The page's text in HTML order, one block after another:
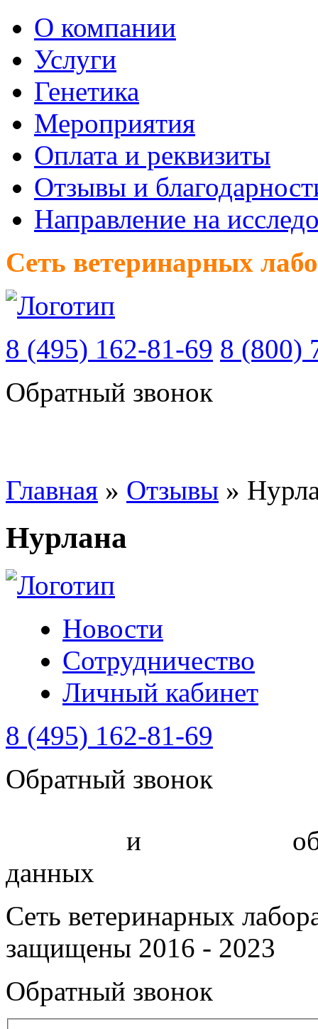
О компании
Услуги
Генетика
Мероприятия
Оплата и реквизиты
Отзывы и
Направление на
Сеть ветеринарных
8 (495) 162-81-69 8 (800)
Обратный звонок
Главная » Отзывы »
Нурлана
Новости
Сотрудничество
Личный кабинет
8 (495) 162-81-69
Обратный звонок
и
данных
Сеть ветеринарных
защищены 2016 - 2023
Обратный звонок